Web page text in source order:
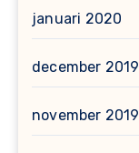
januari 2020
december 2019
november 2019